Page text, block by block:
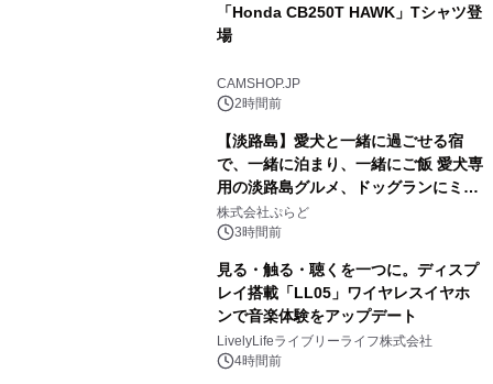
「Honda CB250T HAWK」Tシャツ登
場
CAMSHOP.JP
2時間前
【淡路島】愛犬と一緒に過ごせる宿
で、一緒に泊まり、一緒にご飯 愛犬専
用の淡路島グルメ、ドッグランにミニ
プール グランピングとトレーラーハウ
スの2施設で
株式会社ぷらど
3時間前
見る・触る・聴くを一つに。ディスプ
レイ搭載「LL05」ワイヤレスイヤホ
ンで音楽体験をアップデート
LivelyLifeライブリーライフ株式会社
4時間前